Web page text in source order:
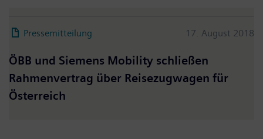
Pressemitteilung 17. August 2018
ÖBB und Siemens Mobility schließen
Rahmenvertrag über Reisezugwagen für
Österreich